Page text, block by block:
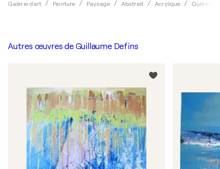
Galerie d'art Peinture Paysage Abstrait Acrylique
Autres œuvres de Guillaume Defins